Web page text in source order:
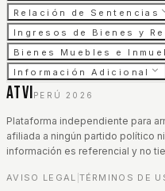
Relación de Sentencias
Ingresos de Bienes y
Bienes Muebles e
Información Adicional
ATVI PERÚ 2026
Plataforma independiente para
afiliada a ningún partido político
información es referencial y no
AVISO LEGAL TÉRMINOS DE